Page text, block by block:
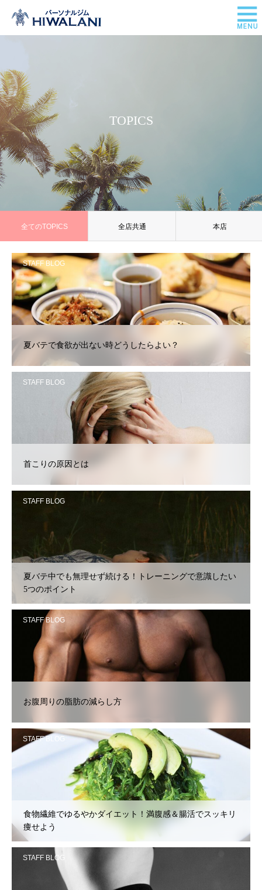
TOPICS
全てのTOPICS 全店共通 本店
STAFF BLOG
夏バテで食欲が出ない時どうしたらよい？
STAFF BLOG
首こりの原因とは
STAFF BLOG
夏バテ中でも無理せず続ける！トレーニングで意識したい
5つのポイント
STAFF BLOG
お腹周りの脂肪の減らし方
STAFF BLOG
食物繊維でゆるやかダイエット！満腹感＆腸活でスッキリ
痩せよう
STAFF BLOG